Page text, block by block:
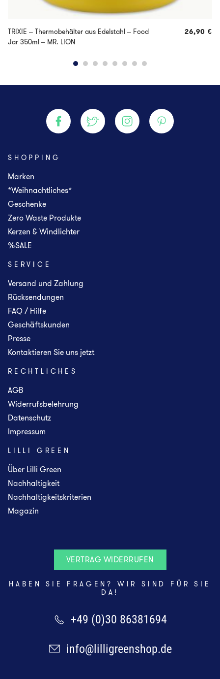
TRIXIE – Thermobehälter aus Edelstahl – Food
Jar 350ml – MR. LION
26,90 €
SHOPPING
Marken
*Weihnachtliches*
Geschenke
Zero Waste Produkte
Kerzen & Windlichter
%SALE
SERVICE
Versand und Zahlung
Rücksendungen
FAQ / Hilfe
Geschäftskunden
Presse
Kontaktieren Sie uns jetzt
RECHTLICHES
AGB
Widerrufsbelehrung
Datenschutz
Impressum
LILLI GREEN
Über Lilli Green
Nachhaltigkeit
Nachhaltigkeitskriterien
Magazin
VERTRAG WIDERRUFEN
HABEN SIE FRAGEN? WIR SIND FÜR SIE
DA!
+49 (0)30 86381694
info@lilligreenshop.de